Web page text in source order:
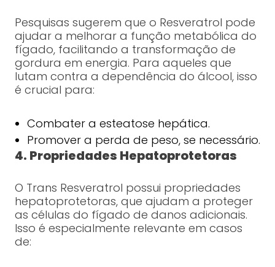
Pesquisas sugerem que o Resveratrol pode
ajudar a melhorar a função metabólica do
fígado, facilitando a transformação de
gordura em energia. Para aqueles que
lutam contra a dependência do álcool, isso
é crucial para:
Combater a esteatose hepática.
Promover a perda de peso, se necessário.
4. Propriedades Hepatoprotetoras
O Trans Resveratrol possui propriedades
hepatoprotetoras, que ajudam a proteger
as células do fígado de danos adicionais.
Isso é especialmente relevante em casos
de: